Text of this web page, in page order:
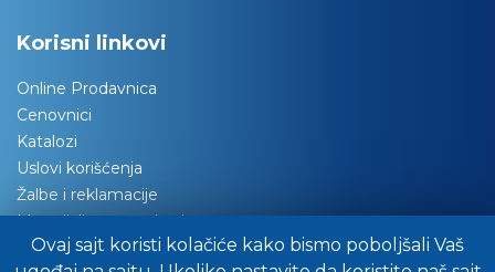
Ovaj sajt koristi kolačiće kako bismo poboljšali Vaš
Korisni linkovi
Online Prodavnica
Cenovnici
Katalozi
Uslovi korišćenja
Žalbe i reklamacije
Materijali za tapaciranje
Održavanje nameštaja